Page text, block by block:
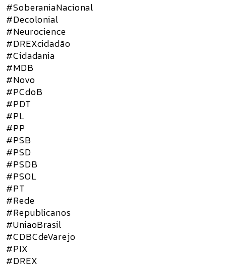
#SoberaniaNacional
#Decolonial
#Neurocience
#DREXcidadão
#Cidadania
#MDB
#Novo
#PCdoB
#PDT
#PL
#PP
#PSB
#PSD
#PSDB
#PSOL
#PT
#Rede
#Republicanos
#UniaoBrasil
#CDBCdeVarejo
#PIX
#DREX